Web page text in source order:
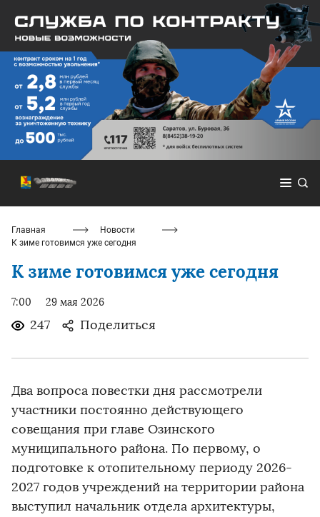
Главная
Новости
К зиме готовимся уже сегодня
К зиме готовимся уже сегодня
7:00 29 мая 2026
247 Поделиться
Два вопроса повестки дня рассмотрели
участники постоянно действующего
совещания при главе Озинского
муниципального района. По первому, о
подготовке к отопительному периоду 2026-
2027 годов учреждений на территории района
выступил начальник отдела архитектуры,